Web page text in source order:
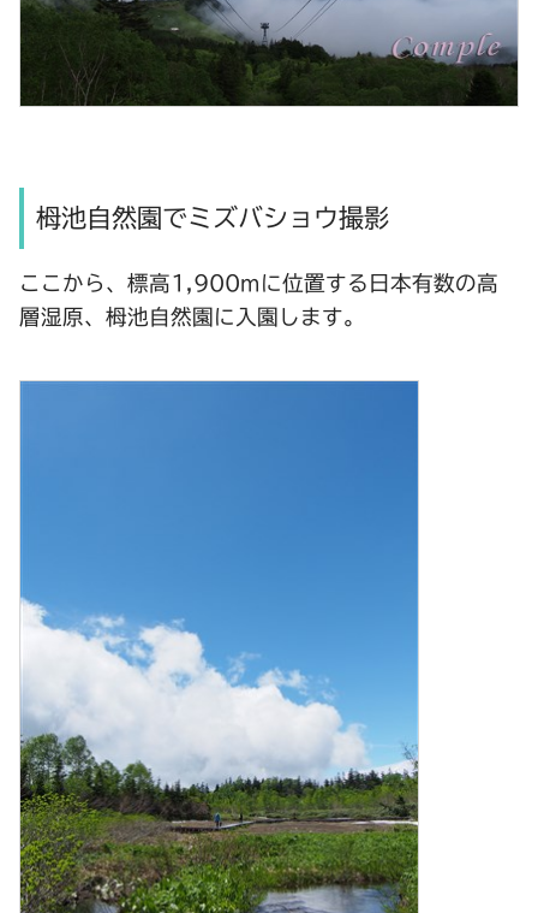
栂池自然園でミズバショウ撮影
ここから、標高1,900mに位置する日本有数の高
層湿原、栂池自然園に入園します。